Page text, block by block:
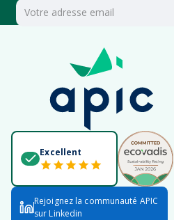
Excellent
Rejoignez la communauté APIC
sur Linkedin